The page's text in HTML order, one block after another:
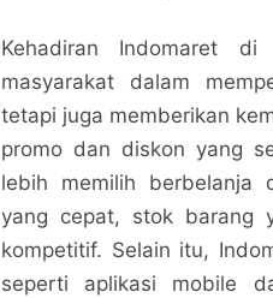
Kehadiran Indomaret
masyarakat dalam
tetapi juga memberikan
promo dan diskon yang
lebih memilih berbelanja
yang cepat, stok barang
kompetitif. Selain itu,
seperti aplikasi mobile